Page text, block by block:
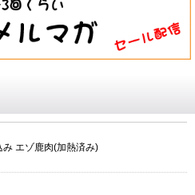
み エゾ鹿肉(加熱済み)